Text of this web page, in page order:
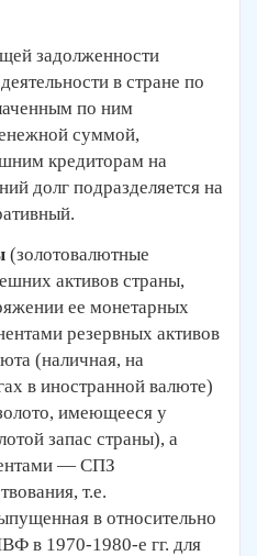
задолженности
в стране по
по ним
суммой,
кредиторам на
долг подразделяется на
(золотовалютные
активов страны,
ее монетарных
резервных активов
(наличная, на
в иностранной валюте)
имеющееся у
запас страны), а
— СПЗ
т.е.
в относительно
в 1970-1980-е гг. для